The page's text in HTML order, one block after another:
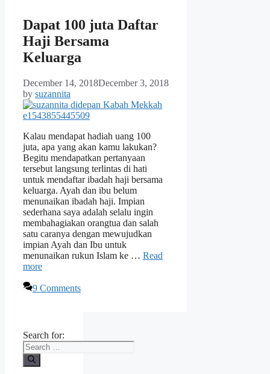
Dapat 100 juta Daftar
Haji Bersama
Keluarga
December 14, 2018December 3, 2018
by suzannita
Kalau mendapat hadiah uang 100
juta, apa yang akan kamu lakukan?
Begitu mendapatkan pertanyaan
tersebut langsung terlintas di hati
untuk mendaftar ibadah haji bersama
keluarga. Ayah dan ibu belum
menunaikan ibadah haji. Impian
sederhana saya adalah selalu ingin
membahagiakan orangtua dan salah
satu caranya dengan mewujudkan
impian Ayah dan Ibu untuk
menunaikan rukun Islam ke … Read
more
9 Comments
Search for: